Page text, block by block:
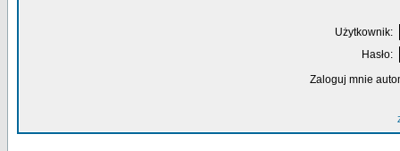
Użytkownik:
Hasło:
Zaloguj mnie